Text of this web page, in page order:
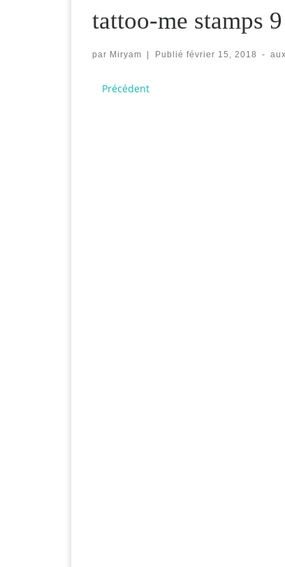
tattoo-me stamps
par Miryam | Publié février 15, 2018 -
Navigation des images
Précédent